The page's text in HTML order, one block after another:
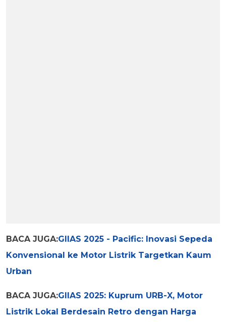
BACA JUGA:GIIAS 2025 - Pacific: Inovasi Sepeda
Konvensional ke Motor Listrik Targetkan Kaum
Urban
BACA JUGA:GIIAS 2025: Kuprum URB-X, Motor
Listrik Lokal Berdesain Retro dengan Harga